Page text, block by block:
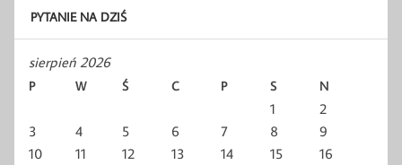
PYTANIE NA DZIŚ
sierpień 2026
P W Ś C P S N
1
2
3
4 5 6 7 8
9
10
11 12 13 14 15
16